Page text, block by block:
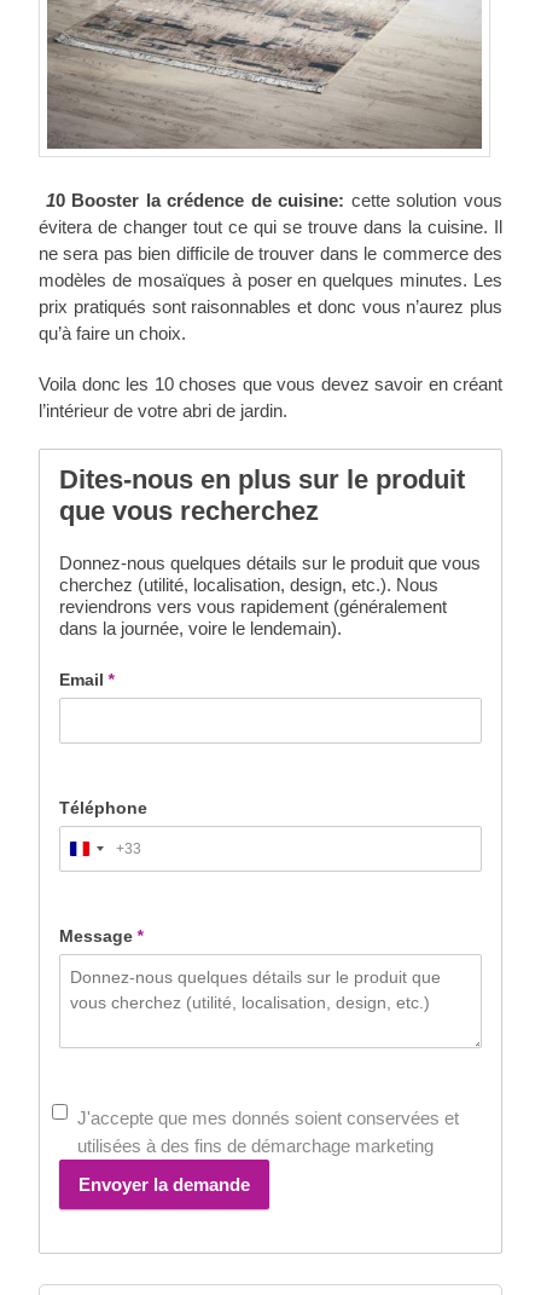
10 Booster la crédence de cuisine: cette solution vous
évitera de changer tout ce qui se trouve dans la cuisine. Il
ne sera pas bien difficile de trouver dans le commerce des
modèles de mosaïques à poser en quelques minutes. Les
prix pratiqués sont raisonnables et donc vous n’aurez plus
qu’à faire un choix.
Voila donc les 10 choses que vous devez savoir en créant
l’intérieur de votre abri de jardin.
Dites-nous en plus sur le produit
que vous recherchez
Donnez-nous quelques détails sur le produit que vous
cherchez (utilité, localisation, design, etc.). Nous
reviendrons vers vous rapidement (généralement
dans la journée, voire le lendemain).
Email *
Téléphone
France
+33
+33
Message*
J'accepte que mes donnés soient conservées et
utilisées à des fins de démarchage marketing
Envoyer la demande